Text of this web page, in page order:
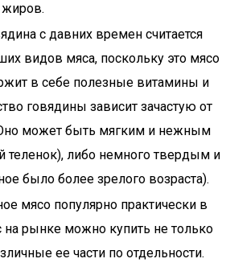
с давних времен считается
видов мяса, поскольку это мясо
в себе полезные витамины и
говядины зависит зачастую от
может быть мягким и нежным
теленок), либо немного твердым и
было более зрелого возраста).
мясо популярно практически в
рынке можно купить не только
ее части по отдельности.